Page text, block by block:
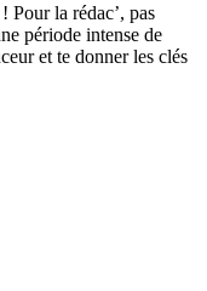
Pour la rédac’, pas
période intense de
et te donner les clés